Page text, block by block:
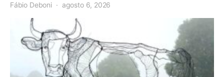
Fábio Deboni agosto 6, 2026